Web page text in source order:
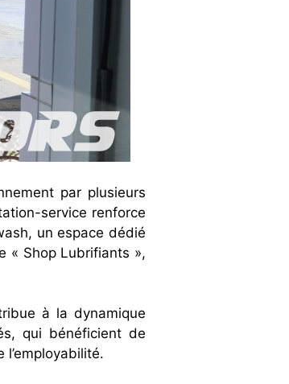
par plusieurs
service renforce
un espace dédié
« Shop Lubrifiants »,
à la dynamique
qui bénéficient de
l’employabilité.